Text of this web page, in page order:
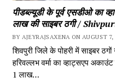
पीडब्ल्यूडी के पूर्व एसडीओ का
लाख की साइबर ठगी /
BY AJEYRAJSAXENA ON AUGUST 7,
शिवपुरी जिले के पोहरी में साइबर
हरिवल्लभ वर्मा का व्हाट्सएप
1 लाख…